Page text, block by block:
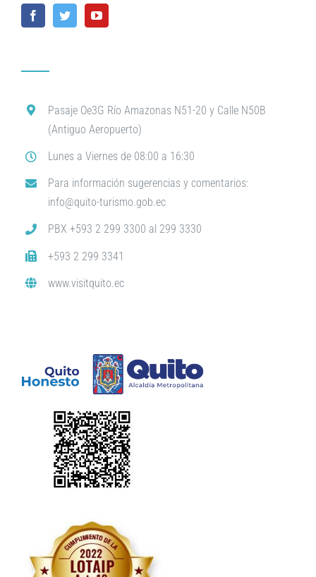
Pasaje Oe3G Río Amazonas N51-20 y Calle N50B
(Antiguo Aeropuerto)
Lunes a Viernes de 08:00 a 16:30
Para información sugerencias y comentarios:
info@quito-turismo.gob.ec
PBX +593 2 299 3300 al 299 3330
+593 2 299 3341
www.visitquito.ec